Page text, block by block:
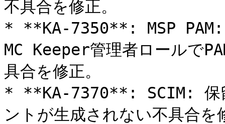
不具合を修正。
* **KA-7350**: MSP PAM:
MC Keeper管理者ロールで
具合を修正。
* **KA-7370**: SCIM: 保留
ントが生成されない不具合を